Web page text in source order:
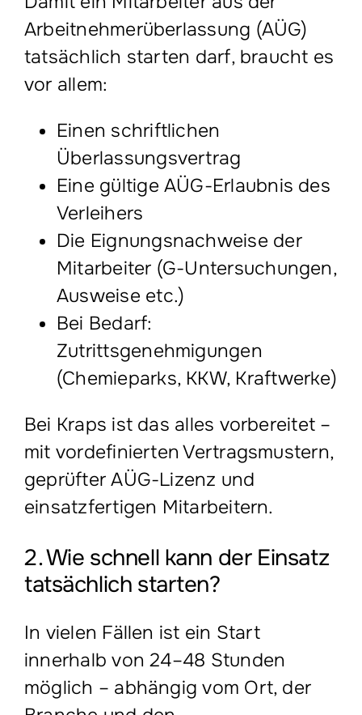
Arbeitnehmerüberlassung (AÜG)
tatsächlich starten darf, braucht es
vor allem:
Einen schriftlichen
Überlassungsvertrag
Eine gültige AÜG-Erlaubnis des
Verleihers
Die Eignungsnachweise der
Mitarbeiter (G-Untersuchungen,
Ausweise etc.)
Bei Bedarf:
Zutrittsgenehmigungen
(Chemieparks, KKW, Kraftwerke)
Bei Kraps ist das alles vorbereitet –
mit vordefinierten Vertragsmustern,
geprüfter AÜG-Lizenz und
einsatzfertigen Mitarbeitern.
2. Wie schnell kann der Einsatz
tatsächlich starten?
In vielen Fällen ist ein Start
innerhalb von 24–48 Stunden
möglich – abhängig vom Ort, der